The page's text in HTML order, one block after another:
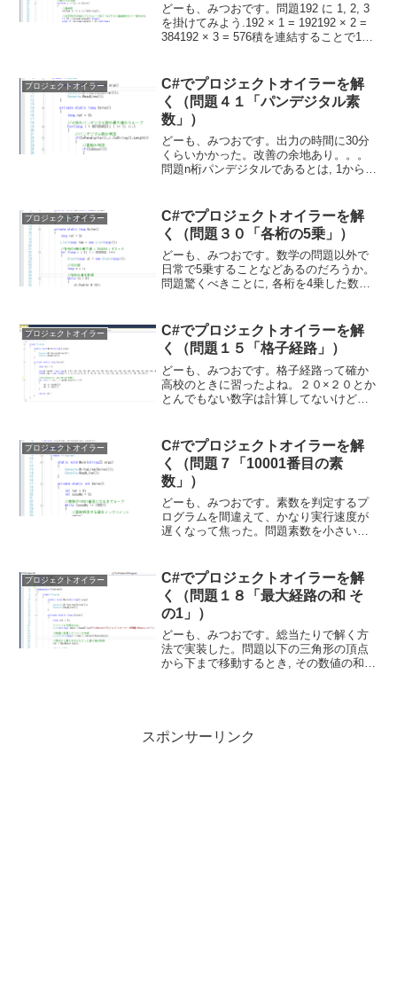
どーも、みつおです。問題192 に 1, 2, 3
を掛けてみよう.192 × 1 = 192192 × 2 =
384192 × 3 = 576積を連結することで1か
プロジェクトオイラー
C#でプロジェクトオイラーを解
く（問題４１「パンデジタル素
数」）
どーも、みつおです。出力の時間に30分
くらいかかった。改善の余地あり。。。
問題n桁パンデジタルであるとは, 1からn
義とは異なる例えば2143は4桁パンデジタ
ル数であ...
プロジェクトオイラー
C#でプロジェクトオイラーを解
く（問題３０「各桁の5乗」）
どーも、みつおです。数学の問題以外で
日常で5乗することなどあるのだろうか。
問題驚くべきことに, 各桁を4乗した数の
8^4 + 2...
プロジェクトオイラー
C#でプロジェクトオイラーを解
く（問題１５「格子経路」）
どーも、みつおです。格子経路って確か
高校のときに習ったよね。２０×２０とか
とんでもない数字は計算してないけど。
は 6 つある.では, 20×20 のマス目では
い...
プロジェクトオイラー
C#でプロジェクトオイラーを解
く（問題７「10001番目の素
数」）
どーも、みつおです。素数を判定するプ
ログラムを間違えて、かなり実行速度が
遅くなって焦った。問題素数を小さい方
の素数を求めよ.出...
プロジェクトオイラー
C#でプロジェクトオイラーを解
く（問題１８「最大経路の和 そ
の1」）
どーも、みつおです。総当たりで解く方
法で実装した。問題以下の三角形の頂点
から下まで移動するとき, その数値の和の
スポンサーリンク